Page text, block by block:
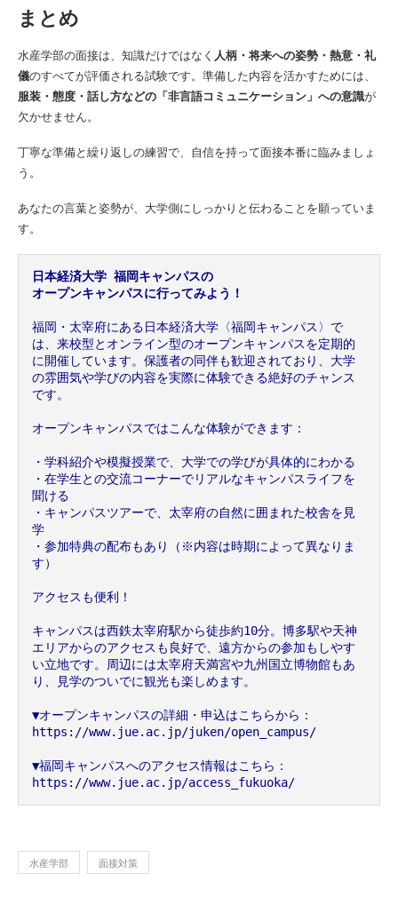
まとめ
水産学部の面接は、知識だけではなく 人柄・将来への姿勢・熱意・礼
儀のすべてが評価される試験です。準備した内容を活かすためには、
服装・態度・話し方などの「非言語コミュニケーション」への意識が
欠かせません。
丁寧な準備と繰り返しの練習で、自信を持って面接本番に臨みましょ
う。
あなたの言葉と姿勢が、大学側にしっかりと伝わることを願っていま
す。
日本経済大学 福岡キャンパスの
オープンキャンパスに行ってみよう！
福岡・太宰府にある日本経済大学〈福岡キャンパス〉で
は、来校型とオンライン型のオープンキャンパスを定期的
に開催しています。保護者の同伴も歓迎されており、大学
の雰囲気や学びの内容を実際に体験できる絶好のチャンス
です。
オープンキャンパスではこんな体験ができます：
・学科紹介や模擬授業で、大学での学びが具体的にわかる
・在学生との交流コーナーでリアルなキャンパスライフを
聞ける
・キャンパスツアーで、太宰府の自然に囲まれた校舎を見
学
・参加特典の配布もあり（※内容は時期によって異なりま
す）
アクセスも便利！
キャンパスは西鉄太宰府駅から徒歩約10分。博多駅や天神
エリアからのアクセスも良好で、遠方からの参加もしやす
い立地です。周辺には太宰府天満宮や九州国立博物館もあ
り、見学のついでに観光も楽しめます。
▼オープンキャンパスの詳細・申込はこちらから：
https://www.jue.ac.jp/juken/open_campus/
▼福岡キャンパスへのアクセス情報はこちら：
https://www.jue.ac.jp/access_fukuoka/
水産学部 面接対策